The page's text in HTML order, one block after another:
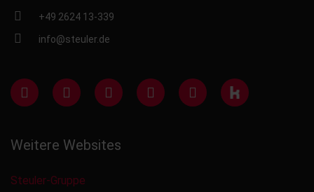
+49 2624 13-339
info@steuler.de
Weitere Websites
Steuler-Gruppe